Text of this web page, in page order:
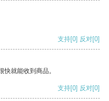
支持[0] 反对[0]
就能收到商品。
支持[0] 反对[0]